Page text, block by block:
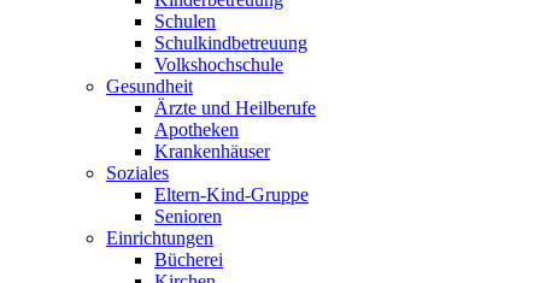
Schulen
Schulkindbetreuung
Volkshochschule
Gesundheit
Ärzte und Heilberufe
Apotheken
Krankenhäuser
Soziales
Eltern-Kind-Gruppe
Senioren
Einrichtungen
Bücherei